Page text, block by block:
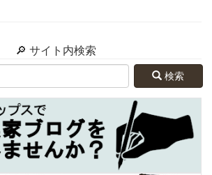
🔎 サイト内検索
検索